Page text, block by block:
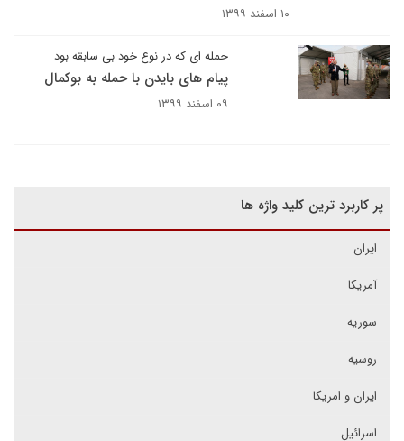
۱۰ اسفند ۱۳۹۹
حمله ای که در نوع خود بی سابقه بود
پیام های بایدن با حمله به بوکمال
۰۹ اسفند ۱۳۹۹
پر کاربرد ترین کلید واژه ها
ایران
آمریکا
سوریه
روسیه
ایران و امریکا
اسرائیل